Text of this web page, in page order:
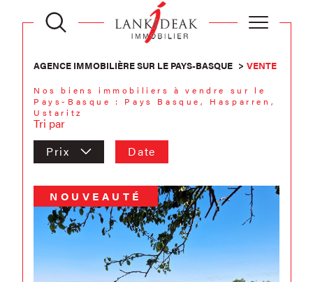
AGENCE IMMOBILIÈRE SUR LE PAYS-BASQUE VENTE
Nos biens immobiliers à vendre sur le
Pays-Basque : Pays Basque, Hasparren,
Ustaritz
Tri par
Prix
Date
NOUVEAUTÉ